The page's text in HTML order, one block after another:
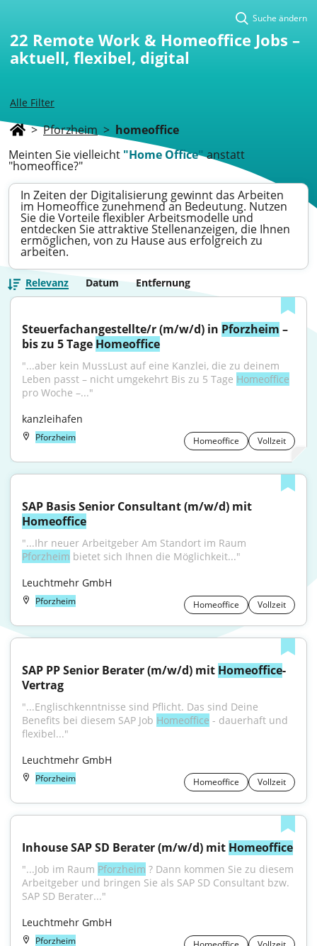
Alle Filter
Suche ändern
22 Remote Work & Homeoffice Jobs –
aktuell, flexibel, digital
> Pforzheim > homeoffice
Meinten Sie vielleicht "Home Office"anstatt
"homeoffice?"
In Zeiten der Digitalisierung gewinnt das Arbeiten
im Homeoffice zunehmend an Bedeutung. Nutzen
Sie die Vorteile flexibler Arbeitsmodelle und
entdecken Sie attraktive Stellenanzeigen, die Ihnen
ermöglichen, von zu Hause aus erfolgreich zu
arbeiten.
Relevanz Datum Entfernung
Steuerfachangestellte/r (m/w/d) in Pforzheim –
bis zu 5 Tage Homeoffice
"...aber kein MussLust auf eine Kanzlei, die zu deinem
Leben passt – nicht umgekehrt Bis zu 5 Tage Homeoffice
pro Woche –..."
kanzleihafen
Pforzheim Homeoffice Vollzeit
Homeoffice
Pforzheim bietet sich Ihnen die Möglichkeit..."
Leuchtmehr GmbH
Pforzheim Homeoffice Vollzeit
SAP PP Senior Berater (m/w/d) mit Homeoffice-
Vertrag
"...Englischkenntnisse sind Pflicht. Das sind Deine
Benefits bei diesem SAP Job Homeoffice - dauerhaft und
flexibel..."
Leuchtmehr GmbH
Pforzheim Homeoffice Vollzeit
Inhouse SAP SD Berater (m/w/d) mit Homeoffice
"...Job im Raum Pforzheim ? Dann kommen Sie zu diesem
Arbeitgeber und bringen Sie als SAP SD Consultant bzw.
SAP SD Berater..."
Leuchtmehr GmbH
Pforzheim